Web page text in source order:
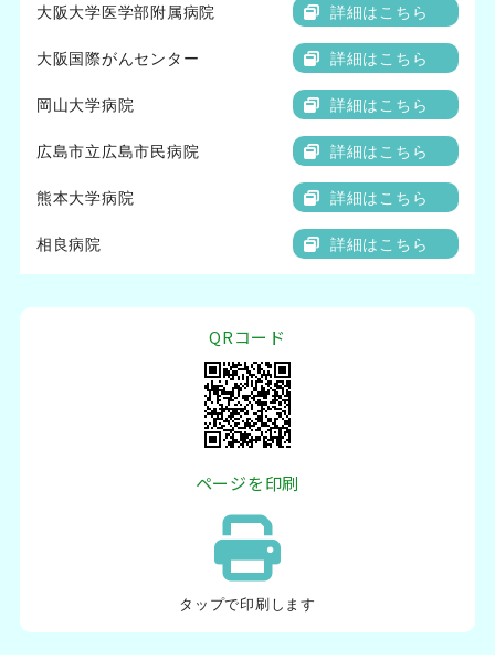
大阪大学医学部附属病院 詳細はこちら
大阪国際がんセンター 詳細はこちら
岡山大学病院 詳細はこちら
広島市立広島市民病院 詳細はこちら
熊本大学病院 詳細はこちら
相良病院 詳細はこちら
QRコード
ページを印刷
タップで印刷します